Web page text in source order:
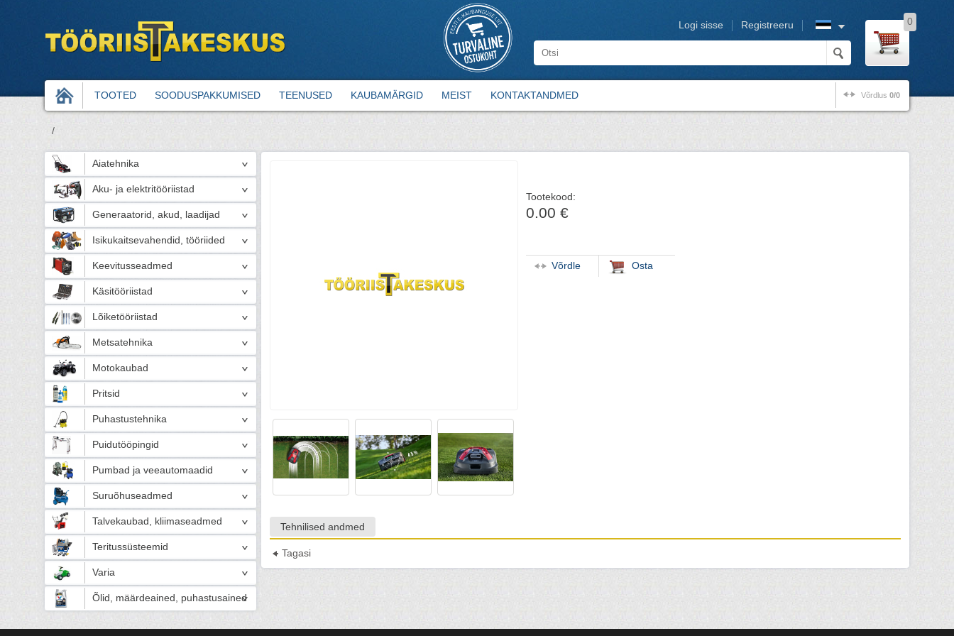
Registreeru
Logi sisse 0
TOOTED SOODUSPAKKUMISED TEENUSED KAUBAMÄRGID MEIST KONTAKTANDMED Võrdlus 0/0
/
Aiatehnika
Aku- ja elektritööriistad
Generaatorid, akud, laadijad
Isikukaitsevahendid, tööriided
Keevitusseadmed
Käsitööriistad
Lõiketööriistad
Metsatehnika
Motokaubad
Pritsid
Puhastustehnika
Puidutööpingid
Pumbad ja veeautomaadid
Suruõhuseadmed
Talvekaubad, kliimaseadmed
Teritussüsteemid
Varia
Õlid, määrdeained, puhastusained
Tootekood:
0.00 €
Võrdle Osta
Tehnilised andmed
Tagasi